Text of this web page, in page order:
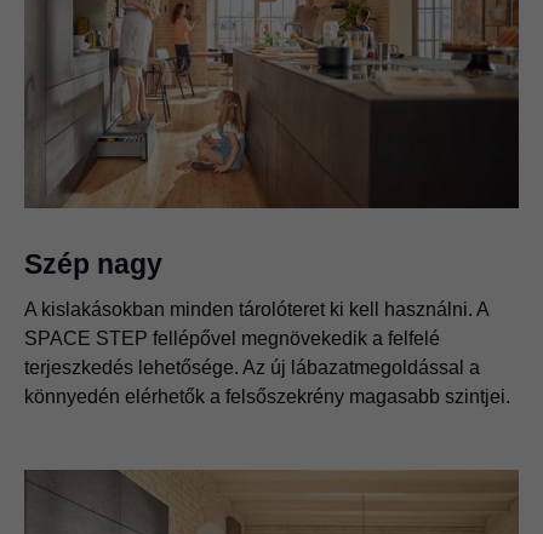
Szép nagy
A kislakásokban minden tárolóteret ki kell használni. A
SPACE STEP fellépővel megnövekedik a felfelé
terjeszkedés lehetősége. Az új lábazatmegoldással a
könnyedén elérhetők a felsőszekrény magasabb szintjei.